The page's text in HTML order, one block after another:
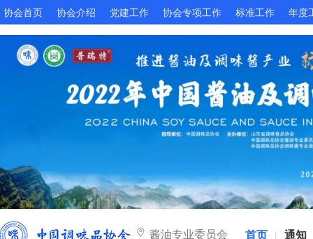
协会首页 协会介绍 党建工作 协会专项工作 标准工作 年度
酱油专业委员会 首页 | 通知